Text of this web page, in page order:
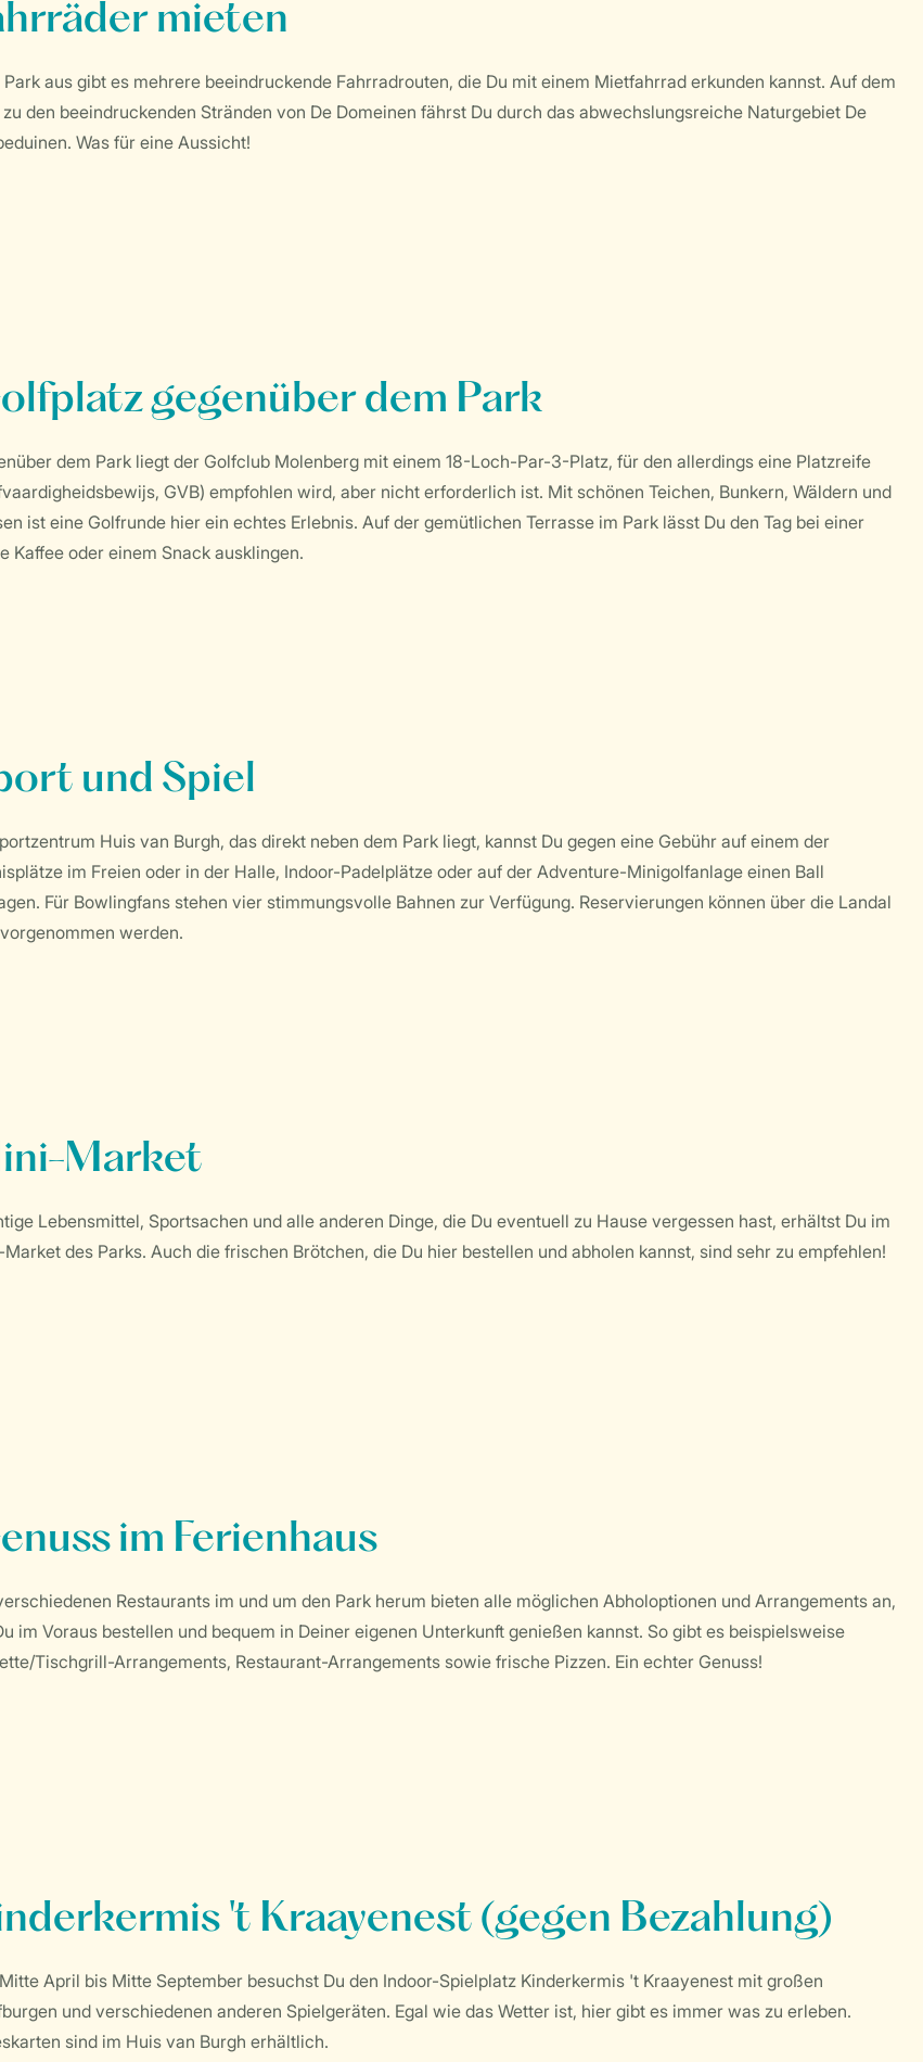
mieten
Park aus gibt es mehrere beeindruckende Fahrradrouten, die Du mit einem Mietfahrrad erkunden kannst. Auf dem
zu den beeindruckenden Stränden von De Domeinen fährst Du durch das abwechslungsreiche Naturgebiet De
Was für eine Aussicht!
gegenüber dem Park
dem Park liegt der Golfclub Molenberg mit einem 18-Loch-Par-3-Platz, für den allerdings eine Platzreife
GVB) empfohlen wird, aber nicht erforderlich ist. Mit schönen Teichen, Bunkern, Wäldern und
ist eine Golfrunde hier ein echtes Erlebnis. Auf der gemütlichen Terrasse im Park lässt Du den Tag bei einer
Kaffee oder einem Snack ausklingen.
und Spiel
Huis van Burgh, das direkt neben dem Park liegt, kannst Du gegen eine Gebühr auf einem der
im Freien oder in der Halle, Indoor-Padelplätze oder auf der Adventure-Minigolfanlage einen Ball
Für Bowlingfans stehen vier stimmungsvolle Bahnen zur Verfügung. Reservierungen können über die Landal
werden.
Market
Lebensmittel, Sportsachen und alle anderen Dinge, die Du eventuell zu Hause vergessen hast, erhältst Du im
des Parks. Auch die frischen Brötchen, die Du hier bestellen und abholen kannst, sind sehr zu empfehlen!
im Ferienhaus
Restaurants im und um den Park herum bieten alle möglichen Abholoptionen und Arrangements an,
im Voraus bestellen und bequem in Deiner eigenen Unterkunft genießen kannst. So gibt es beispielsweise
Tischgrill-Arrangements, Restaurant-Arrangements sowie frische Pizzen. Ein echter Genuss!
't Kraayenest (gegen Bezahlung)
April bis Mitte September besuchst Du den Indoor-Spielplatz Kinderkermis 't Kraayenest mit großen
und verschiedenen anderen Spielgeräten. Egal wie das Wetter ist, hier gibt es immer was zu erleben.
sind im Huis van Burgh erhältlich.